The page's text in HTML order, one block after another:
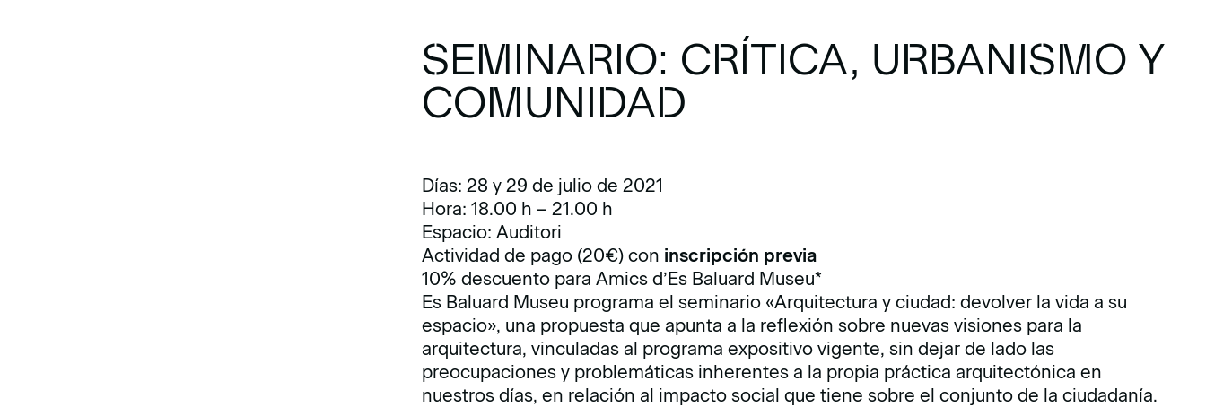
SEMINARIO: CRÍTICA, URBANISMO Y
COMUNIDAD
Días: 28 y 29 de julio de 2021
Hora: 18.00 h – 21.00 h
Espacio: Auditori
Actividad de pago (20€) con inscripción previa
10% descuento para Amics d’Es Baluard Museu*
Es Baluard Museu programa el seminario «Arquitectura y ciudad: devolver la vida a su
espacio», una propuesta que apunta a la reflexión sobre nuevas visiones para la
arquitectura, vinculadas al programa expositivo vigente, sin dejar de lado las
preocupaciones y problemáticas inherentes a la propia práctica arquitectónica en
nuestros días, en relación al impacto social que tiene sobre el conjunto de la ciudadanía.